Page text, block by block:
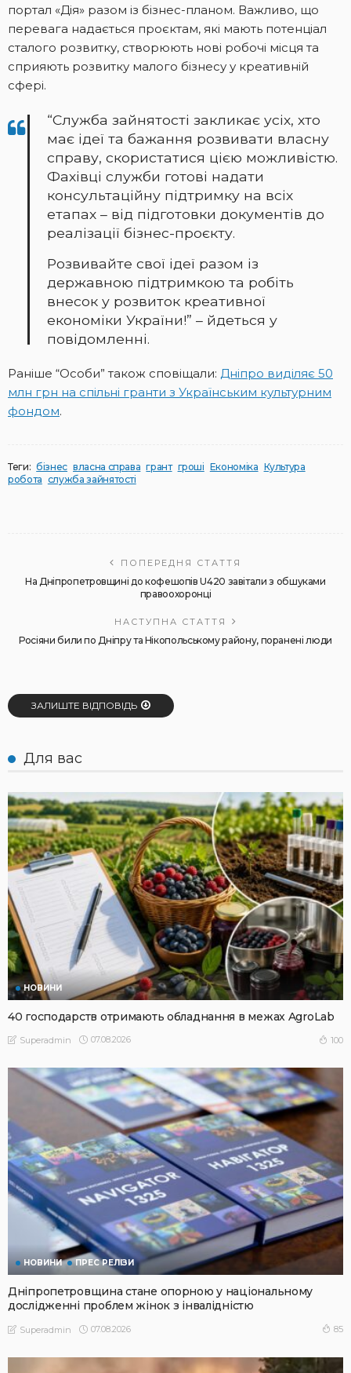
портал «Дія» разом із бізнес-планом. Важливо, що
перевага надається проєктам, які мають потенціал
сталого розвитку, створюють нові робочі місця та
сприяють розвитку малого бізнесу у креативній
сфері.
“Служба зайнятості закликає усіх, хто
має ідеї та бажання розвивати власну
справу, скористатися цією можливістю.
Фахівці служби готові надати
консультаційну підтримку на всіх
етапах – від підготовки документів до
реалізації бізнес-проєкту.
Розвивайте свої ідеї разом із
державною підтримкою та робіть
внесок у розвиток креативної
економіки України!” – йдеться у
повідомленні.
Раніше “Особи” також сповіщали: Дніпро виділяє 50
млн грн на спільні гранти з Українським культурним
фондом.
Теги: бізнес власна справа грант гроші Економіка Культура
робота служба зайнятості
ПОПЕРЕДНЯ СТАТТЯ
На Дніпропетровщині до кофешопів U420 завітали з обшуками
правоохоронці
НАСТУПНА СТАТТЯ
Росіяни били по Дніпру та Нікопольському району, поранені люди
ЗАЛИШТЕ ВІДПОВІДЬ
Для вас
НОВИНИ
40 господарств отримають обладнання в межах AgroLab
Superadmin 07.08.2026 100
НОВИНИ ПРЕС РЕЛІЗИ
Дніпропетровщина стане опорною у національному
дослідженні проблем жінок з інвалідністю
Superadmin 07.08.2026 85